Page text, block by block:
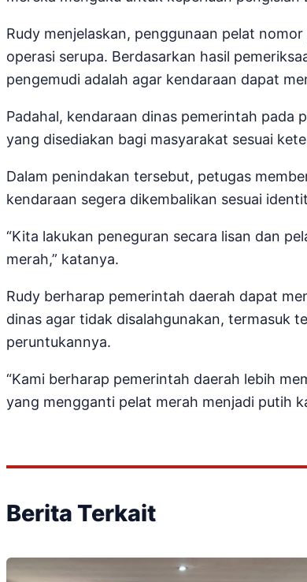
Rudy menjelaskan, penggunaan pelat
operasi serupa. Berdasarkan hasil
pengemudi adalah agar kendaraan dapat
Padahal, kendaraan dinas pemerintah pada
yang disediakan bagi masyarakat sesuai
Dalam penindakan tersebut, petugas
kendaraan segera dikembalikan sesuai
“Kita lakukan peneguran secara lisan dan
merah,” katanya.
Rudy berharap pemerintah daerah dapat
dinas agar tidak disalahgunakan, termasuk
peruntukannya.
“Kami berharap pemerintah daerah lebih
yang mengganti pelat merah menjadi putih
Berita Terkait